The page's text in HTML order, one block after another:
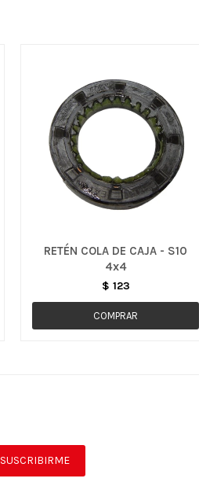
RETÉN COLA DE CAJA - S10
4x4
$ 123
SUSCRIBIRME